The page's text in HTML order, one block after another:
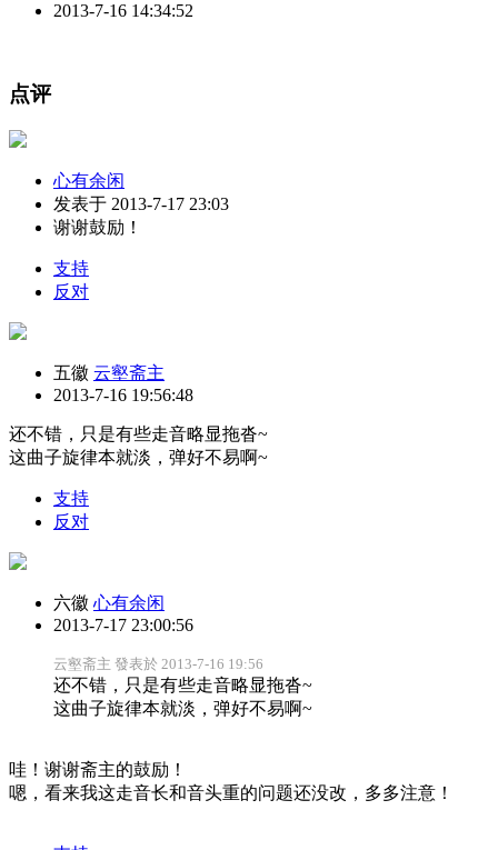
2013-7-16 14:34:52
点评
心有余闲
发表于 2013-7-17 23:03
谢谢鼓励！
支持
反对
五徽 云壑斋主
2013-7-16 19:56:48
还不错，只是有些走音略显拖沓~
这曲子旋律本就淡，弹好不易啊~
支持
反对
六徽 心有余闲
2013-7-17 23:00:56
云壑斋主 發表於 2013-7-16 19:56
还不错，只是有些走音略显拖沓~
这曲子旋律本就淡，弹好不易啊~
哇！谢谢斋主的鼓励！
嗯，看来我这走音长和音头重的问题还没改，多多注意！